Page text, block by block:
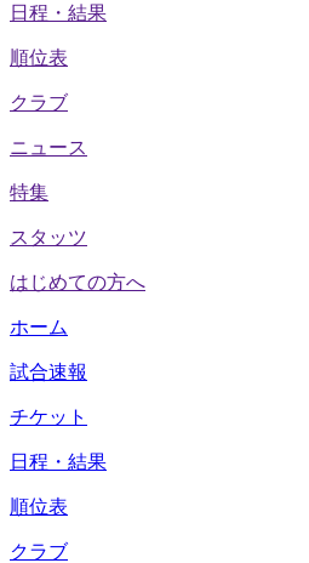
日程・結果
順位表
クラブ
ニュース
特集
スタッツ
はじめての方へ
ホーム
試合速報
チケット
日程・結果
順位表
クラブ